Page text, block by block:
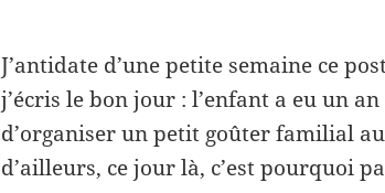
J’antidate d’une petite semaine ce
j’écris le bon jour : l’enfant a eu un
d’organiser un petit goûter familial
d’ailleurs, ce jour là, c’est pourquoi